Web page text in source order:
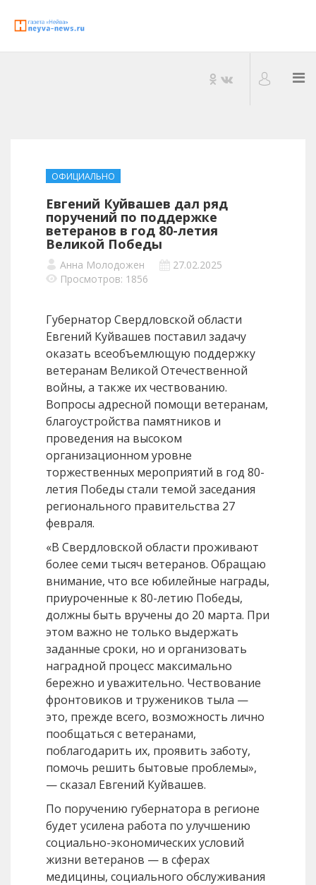
ОФИЦИАЛЬНО
Евгений Куйвашев дал ряд
поручений по поддержке
ветеранов в год 80-летия
Великой Победы
Анна Молодожен
27.02.2025
Просмотров: 1856
Губернатор Свердловской области
Евгений Куйвашев поставил задачу
оказать всеобъемлющую поддержку
ветеранам Великой Отечественной
войны, а также их чествованию.
Вопросы адресной помощи ветеранам,
благоустройства памятников и
проведения на высоком
организационном уровне
торжественных мероприятий в год 80-
летия Победы стали темой заседания
регионального правительства 27
февраля.
«В Свердловской области проживают
более семи тысяч ветеранов. Обращаю
внимание, что все юбилейные награды,
приуроченные к 80-летию Победы,
должны быть вручены до 20 марта. При
этом важно не только выдержать
заданные сроки, но и организовать
наградной процесс максимально
бережно и уважительно. Чествование
фронтовиков и тружеников тыла —
это, прежде всего, возможность лично
пообщаться с ветеранами,
поблагодарить их, проявить заботу,
помочь решить бытовые проблемы»,
— сказал Евгений Куйвашев.
По поручению губернатора в регионе
будет усилена работа по улучшению
социально-экономических условий
жизни ветеранов — в сферах
медицины, социального обслуживания